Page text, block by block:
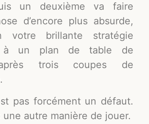
un deuxième va faire
d’encore plus absurde,
votre brillante stratégie
à un plan de table de
trois coupes de
pas forcément un défaut.
une autre manière de jouer.